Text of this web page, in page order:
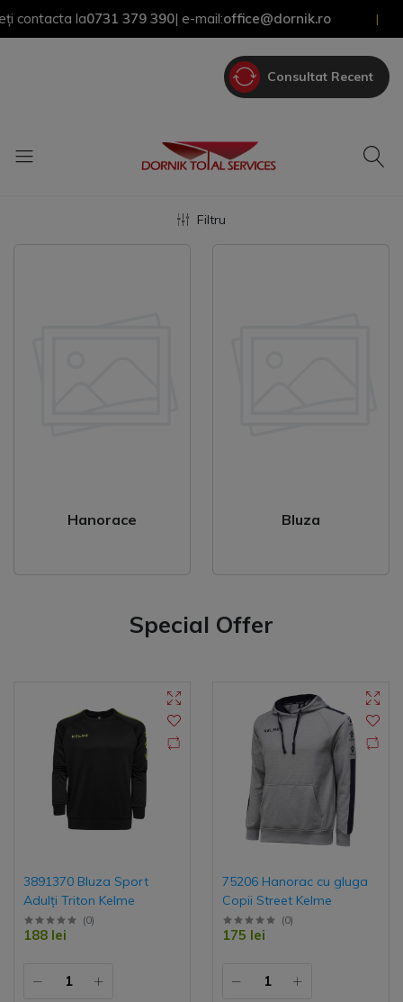
la0731 379 390| e-mail:office@dornik.ro
Consultat Recent
Filtru
Hanorace Bluza
Special Offer
3891370 Bluza Sport
Adulți Triton Kelme
(0)
188 lei
75206 Hanorac cu gluga
Copii Street Kelme
(0)
175 lei